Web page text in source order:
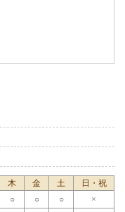
木 金 土
日・祝
○ ○ ○ ×